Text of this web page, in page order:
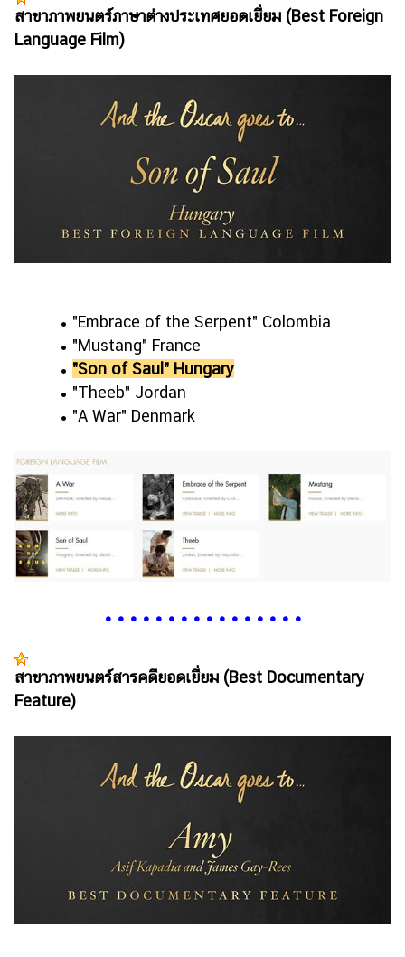
สาขาภาพยนตร์ภาษาต่างประเทศยอดเยี่ยม (Best Foreign
Language Film)
• "Embrace of the Serpent" Colombia
• "Mustang" France
• "Son of Saul" Hungary
• "Theeb" Jordan
• "A War" Denmark
• • • • • • • • • • • • • • • •
สาขาภาพยนตร์สารคดียอดเยี่ยม (Best Documentary
Feature)